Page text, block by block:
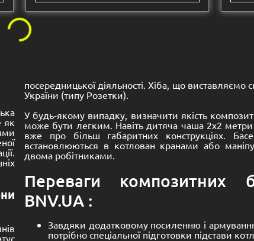
Розмір: 9200 -
Басейн композитний Premium
Ягуар